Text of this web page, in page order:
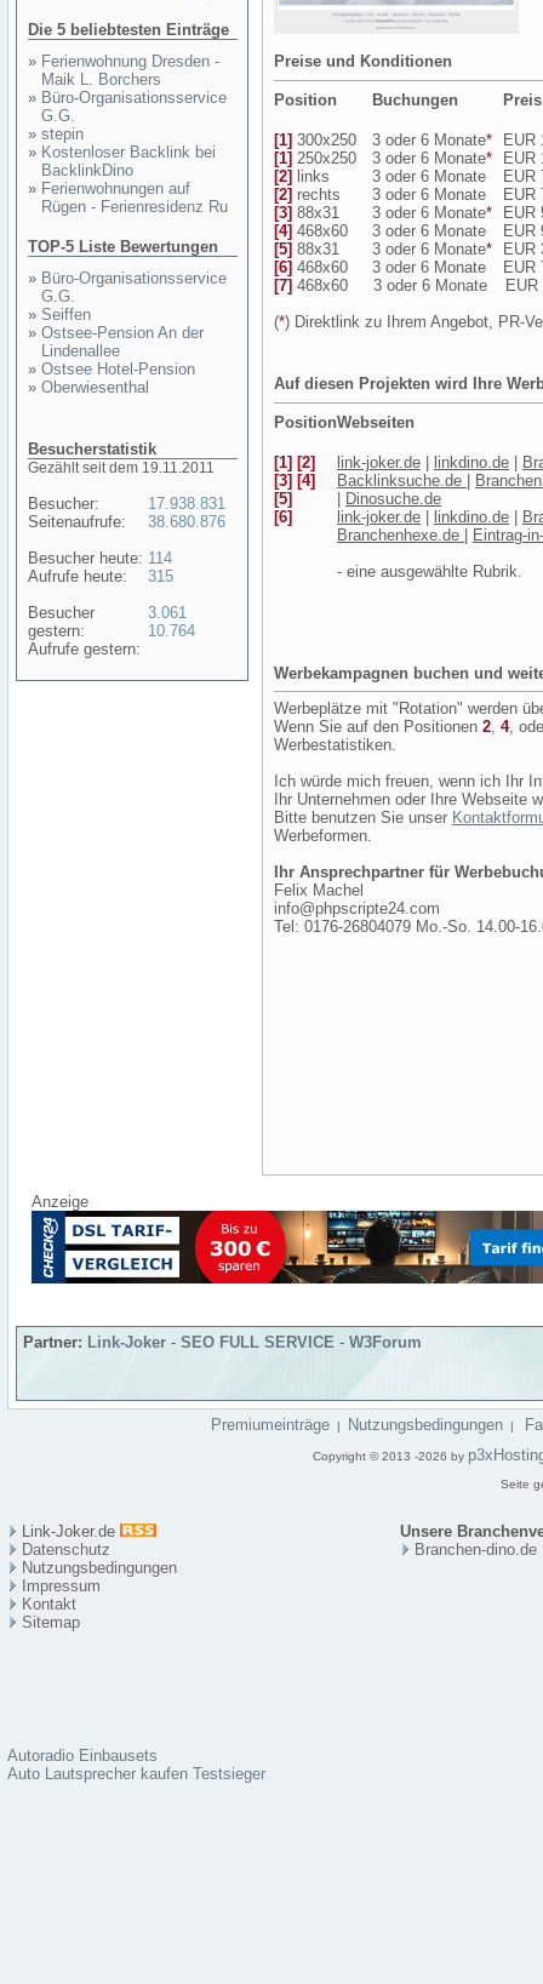
Die 5 beliebtesten Einträge
» Ferienwohnung Dresden -
Maik L. Borchers
» Büro-Organisationsservice
G.G.
» stepin
» Kostenloser Backlink bei
BacklinkDino
» Ferienwohnungen auf
Rügen - Ferienresidenz Ru
TOP-5 Liste Bewertungen
» Büro-Organisationsservice
G.G.
» Seiffen
» Ostsee-Pension An der
Lindenallee
» Ostsee Hotel-Pension
» Oberwiesenthal
Besucherstatistik
Gezählt seit dem 19.11.2011
Besucher:
Seitenaufrufe:
Besucher heute:
Aufrufe heute:
Besucher
gestern:
Aufrufe gestern:
17.938.831
38.680.876
114
315
3.061
10.764
Preise und Konditionen
Position Buchungen
[1] 300x250 3 oder 6 Monate*
EUR
[1] 250x250 3 oder 6 Monate*
EUR
[2]
links 3 oder 6 Monate
EUR
[2] rechts 3 oder 6 Monate
EUR
[3] 88x31 3 oder 6 Monate*
EUR
[4] 468x60 3 oder 6 Monate
EUR
[5] 88x31 3 oder 6 Monate*
EUR
[6] 468x60 3 oder 6 Monate
EUR
[7] 468x60 3 oder 6 Monate
EUR
(*) Direktlink zu Ihrem Angebot, PR-
Auf diesen Projekten wird Ihre
PositionWebseiten
[1] [2]
[3] [4]
[5]
link-joker.de linkdino.de
Backlinksuche.de
Dinosuche.de
[6]
link-joker.de linkdino.de
Branchenhexe.de
Eintrag-
- eine ausgewählte Rubrik.
Werbekampagnen buchen und
Werbeplätze mit "Rotation" werden
Wenn Sie auf den Positionen 2, 4,
Werbestatistiken.
Ich würde mich freuen, wenn ich Ihr
Ihr Unternehmen oder Ihre Webseite
Bitte benutzen Sie unser
Werbeformen.
Ihr Ansprechpartner für
Felix Machel
info@phpscripte24.com
Tel: 0176-26804079 Mo.-So. 14.00-
Anzeige
Partner: Link-Joker - SEO FULL SERVICE - W3Forum
Premiumeinträge | Nutzungsbedingungen |
Copyright © 2013 -2026 by
Seite
Link-Joker.de
Unsere
Datenschutz
Nutzungsbedingungen
Impressum
Kontakt
Sitemap
Branchen-dino.de
Autoradio Einbausets
Auto Lautsprecher kaufen Testsieger